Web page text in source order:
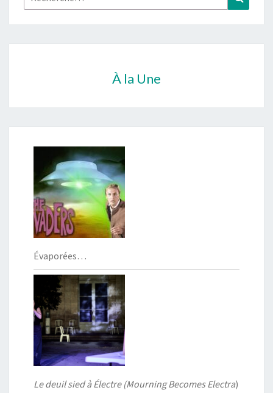
À la Une
Évaporées…
Le deuil sied à Électre (Mourning Becomes Electra)